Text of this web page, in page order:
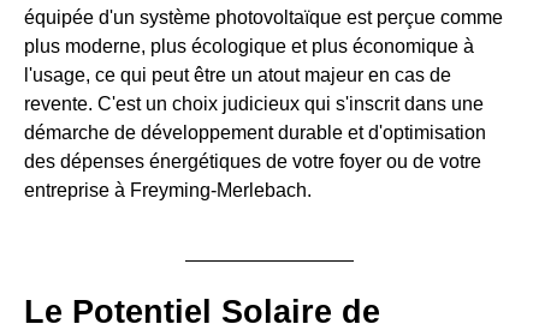
équipée d'un système photovoltaïque est perçue comme
plus moderne, plus écologique et plus économique à
l'usage, ce qui peut être un atout majeur en cas de
revente. C'est un choix judicieux qui s'inscrit dans une
démarche de développement durable et d'optimisation
des dépenses énergétiques de votre foyer ou de votre
entreprise à Freyming-Merlebach.
Le Potentiel Solaire de